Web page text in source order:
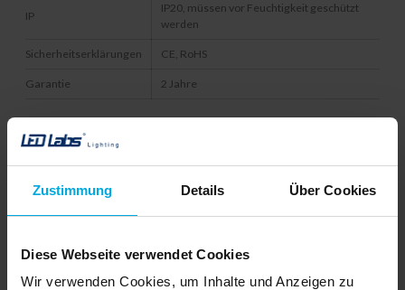
Zustimmung Details Über Cookies
Diese Webseite verwendet Cookies
Wir verwenden Cookies, um Inhalte und Anzeigen zu
IP
IP20, müssen vor Feuchtigkeit geschützt
werden
Sicherheitserklärungen CE, RoHS
Garantie 2 Jahre
Verwandte Produkte